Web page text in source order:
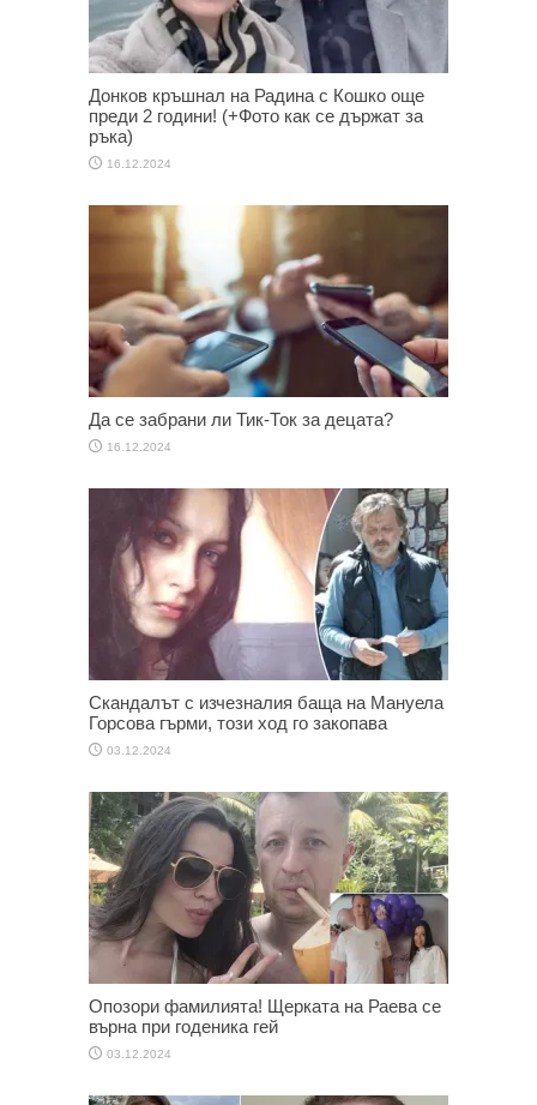
Донков кръшнал на Радина с Кошко още
преди 2 години! (+Фото как се държат за
ръка)
16.12.2024
Да се забрани ли Тик-Ток за децата?
16.12.2024
Скандалът с изчезналия баща на Мануела
Горсова гърми, този ход го закопава
03.12.2024
Опозори фамилията! Щерката на Раева се
върна при годеника гей
03.12.2024